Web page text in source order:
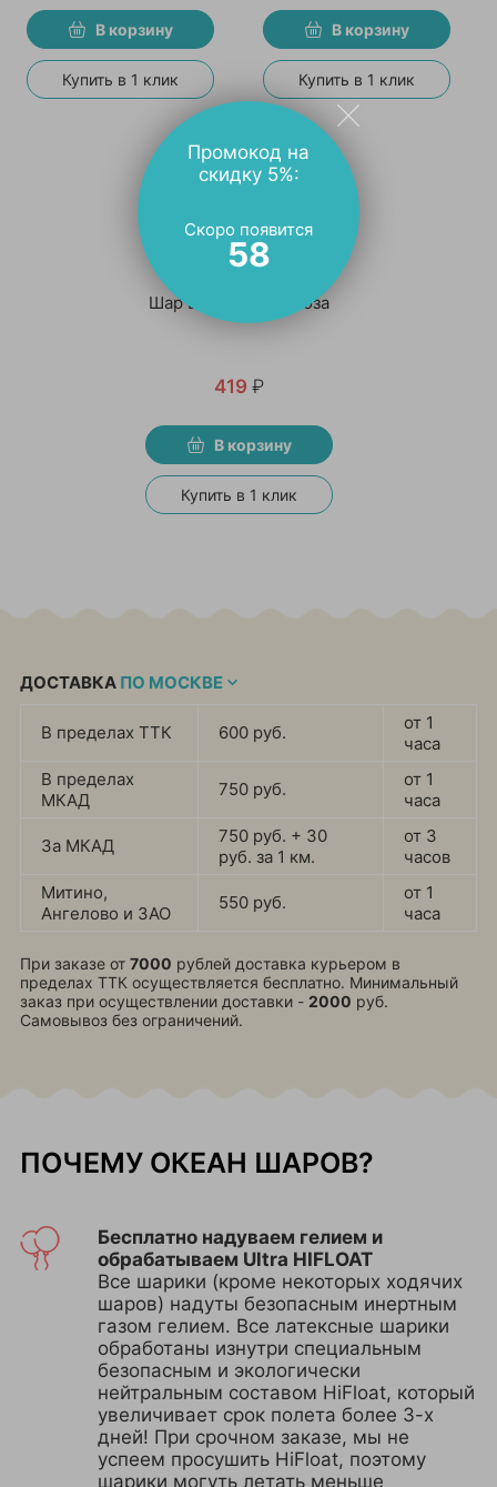
В корзину
Купить в 1 клик
В корзину
Купить в 1 клик
Шар Барбоскины Роза
419 ₽
В корзину
Купить в 1 клик
ДОСТАВКА ПО МОСКВЕ
В пределах ТТК 600 руб.
от 1
часа
В пределах
МКАД
750 руб.
от 1
часа
За МКАД
750 руб. + 30
руб. за 1 км.
от 3
часов
Митино,
Ангелово и ЗАО
550 руб.
от 1
часа
При заказе от 7000 рублей доставка курьером в
пределах ТТК осуществляется бесплатно. Минимальный
заказ при осуществлении доставки - 2000 руб.
Самовывоз без ограничений.
ПОЧЕМУ ОКЕАН ШАРОВ?
Бесплатно надуваем гелием и
обрабатываем Ultra HIFLOAT
Все шарики (кроме некоторых ходячих
шаров) надуты безопасным инертным
газом гелием. Все латексные шарики
обработаны изнутри специальным
безопасным и экологически
нейтральным составом HiFloat, который
увеличивает срок полета более 3-х
дней! При срочном заказе, мы не
успеем просушить HiFloat, поэтому
шарики могуть летать меньше
Промокод на
скидку 5%:
Скоро появится
58